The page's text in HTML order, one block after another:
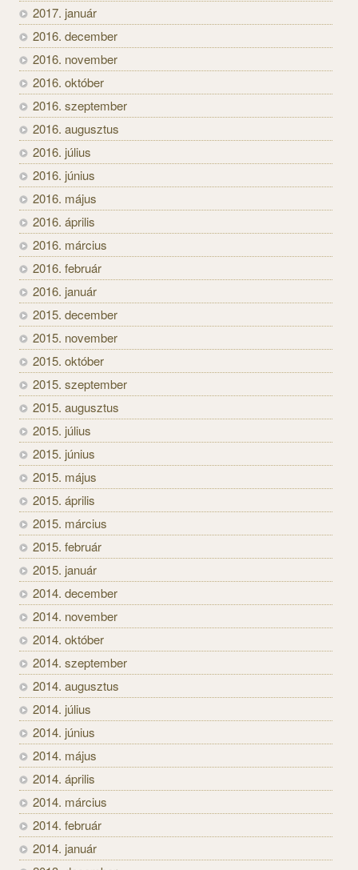
2017. január
2016. december
2016. november
2016. október
2016. szeptember
2016. augusztus
2016. július
2016. június
2016. május
2016. április
2016. március
2016. február
2016. január
2015. december
2015. november
2015. október
2015. szeptember
2015. augusztus
2015. július
2015. június
2015. május
2015. április
2015. március
2015. február
2015. január
2014. december
2014. november
2014. október
2014. szeptember
2014. augusztus
2014. július
2014. június
2014. május
2014. április
2014. március
2014. február
2014. január